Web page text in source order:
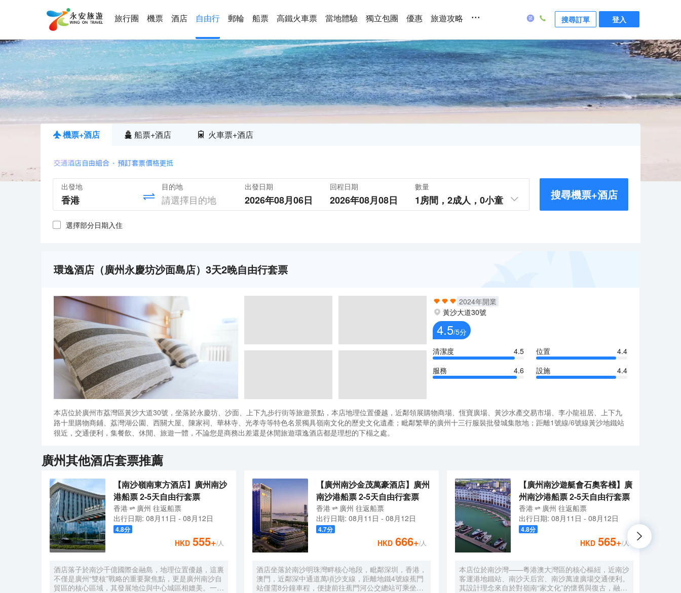
旅行團 機票 酒店 自由行 郵輪 船票 高鐵火車票 當地體驗 獨立包團 優惠 旅遊攻略 ... 搜尋訂單 登入
機票+酒店 船票+酒店 火車票+酒店
出發地 目的地 出發日期
2026年08月06日
回程日期
2026年08月08日
數量
1房間， 2成人， 0小童 搜尋機票+酒店
選擇部分日期入住
環逸酒店（廣州永慶坊沙面島店）3天2晚自由行套票
2024年開業
黃沙大道30號
4.5/5分
清潔度
4.5 位置
4.4
服務
4.6 設施 4.4
本店位於廣州市荔灣區黃沙大道30號，坐落於永慶坊、沙面、上下九步行街等旅遊景點，本店地理位置優越，近鄰領展購物商場、恆寶廣場、黃沙水產交易市場、李小龍祖居、上下九
路十里購物商鋪、荔灣湖公園、西關大屋、陳家祠、華林寺、光孝寺等特色名景獨具嶺南文化的歷史文化遺產；毗鄰繁華的廣州十三行服裝批發城集散地；距離1號線/6號線黃沙地鐵站
很近，交通便利，集餐飲、休閒、旅遊一體，不論您是商務出差還是休閒旅遊環逸酒店都是理想的下榻之處。
廣州其他酒店套票推薦
【南沙嶺南東方酒店】廣州南沙
港船票 2-5天自由行套票
香港 廣州 往返船票
出行日期: 08月11日 - 08月12日
4.8分
HKD 555+/人
酒店落子於南沙千億國際金融島，地理位置優越，這裏
不僅是廣州“雙核”戰略的重要聚焦點，更是廣州南沙自
貿區的核心區域，其發展地位與中心城區相媲美。一小
【廣州南沙金茂萬豪酒店】廣州
南沙港船票 2-5天自由行套票
香港 廣州 往返船票
出行日期: 08月11日 - 08月12日
4.7分
HKD 666+/人
酒店坐落於南沙明珠灣畔核心地段，毗鄰深圳，香港，
澳門，近鄰深中通道萬頃沙支線，距離地鐵4號線蕉門
站僅需8分鐘車程，便捷前往蕉門河公交總站可乘坐機
【廣州南沙遊艇會石奧客棧】廣
州南沙港船票 2-5天自由行套票
香港 廣州 往返船票
出行日期: 08月11日 - 08月12日
4.8分
HKD 565+/人
本店位於南沙灣——粵港澳大灣區的核心樞紐，近南沙
客運港地鐵站、南沙天后宮、南沙萬達廣場交通便利。
其設計理念來自於對嶺南“家文化”的懷舊與復古，融合